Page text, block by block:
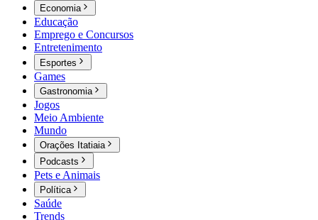
Economia
Educação
Emprego e Concursos
Entretenimento
Esportes
Games
Gastronomia
Jogos
Meio Ambiente
Mundo
Orações Itatiaia
Podcasts
Pets e Animais
Política
Saúde
Trends